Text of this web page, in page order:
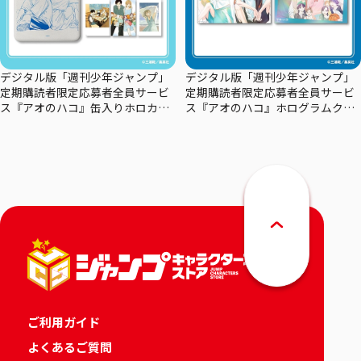
デジタル版「週刊少年ジャンプ」
定期購読者限定応募者全員サービ
ス『アオのハコ』缶入りホロカー
デジタル版「週刊少年ジャンプ」
定期購読者限定応募者全員サービ
ス『アオのハコ』ホログラムクリ
ご利用ガイド
よくあるご質問